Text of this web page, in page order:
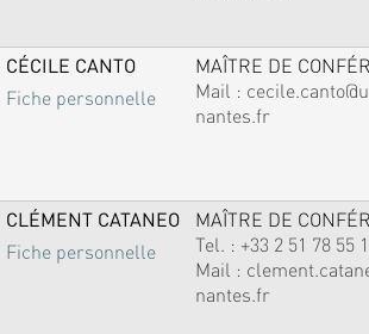
CÉCILE CANTO
Fiche personnelle
MAÎTRE DE
Mail :
nantes.fr
CLÉMENT CATANEO
Fiche personnelle
MAÎTRE DE
Tel. : +33 2 51 78 55
Mail :
nantes.fr